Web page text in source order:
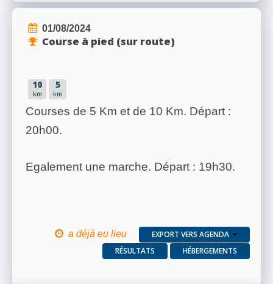
01/08/2024
Course à pied (sur route)
10
km
5
km
Courses de 5 Km et de 10 Km. Départ :
20h00.
Egalement une marche. Départ : 19h30.
a déjà eu lieu
EXPORT VERS AGENDA
RÉSULTATS
HÉBERGEMENTS